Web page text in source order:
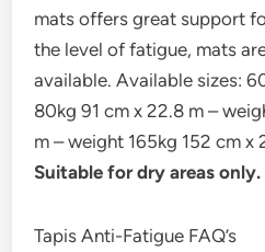
mats offers great support
the level of fatigue, mats
available. Available sizes:
80kg 91 cm x 22.8 m –
m – weight 165kg 152 cm
Suitable for dry areas only.
Tapis Anti-Fatigue FAQ’s